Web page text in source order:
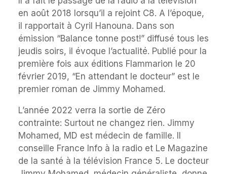
en août 2018 lorsqu’il a rejoint C8. A l’époque,
il rapportait à Cyril Hanouna. Dans son
émission “Balance tonne post!” diffusé tous les
jeudis soirs, il évoque l’actualité. Publié pour la
première fois aux éditions Flammarion le 20
février 2019, “En attendant le docteur” est le
premier roman de Jimmy Mohamed.
L’année 2022 verra la sortie de Zéro
contrainte: Surtout ne changez rien. Jimmy
Mohamed, MD est médecin de famille. Il
conseille France Info à la radio et Le Magazine
de la santé à la télévision France 5. Le docteur